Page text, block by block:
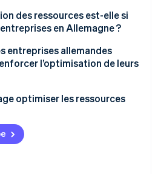
Stripe construit l’infrastructure
en pratique
des ressources est-elle si
en Allemagne ?
entreprises allemandes
l’optimisation de leurs
optimiser les ressources
et cloud